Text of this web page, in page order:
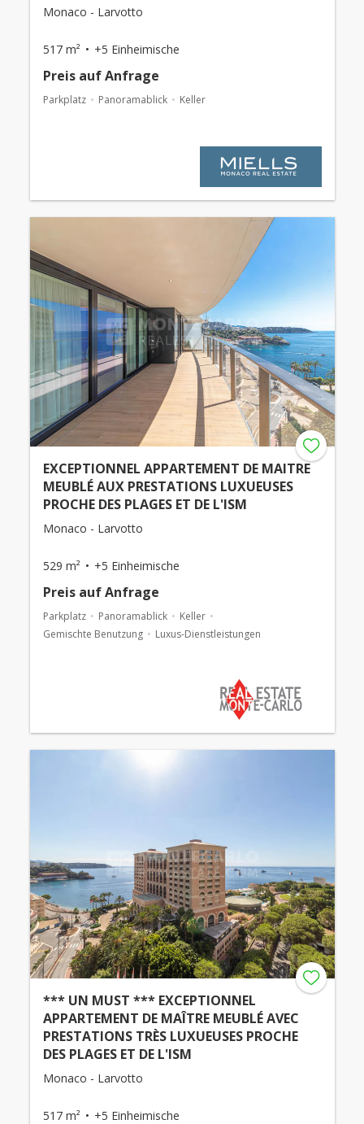
Monaco - Larvotto
517 m² +5 Einheimische
Preis auf Anfrage
Parkplatz Panoramablick Keller
EXCEPTIONNEL APPARTEMENT DE MAITRE
MEUBLÉ AUX PRESTATIONS LUXUEUSES
PROCHE DES PLAGES ET DE L'ISM
Monaco - Larvotto
529 m² +5 Einheimische
Preis auf Anfrage
Parkplatz Panoramablick
Keller
Gemischte Benutzung
Luxus-Dienstleistungen
*** UN MUST *** EXCEPTIONNEL
APPARTEMENT DE MAÎTRE MEUBLÉ AVEC
PRESTATIONS TRÈS LUXUEUSES PROCHE
DES PLAGES ET DE L'ISM
Monaco - Larvotto
517 m² +5 Einheimische